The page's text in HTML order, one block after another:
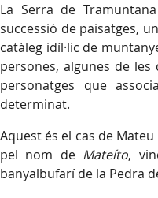
La Serra de
successió de paisatges,
catàleg idíl·lic de
persones, algunes de
personatges que
determinat.
Aquest és el cas de
pel nom de Mateíto,
banyalbufarí de la Pedra